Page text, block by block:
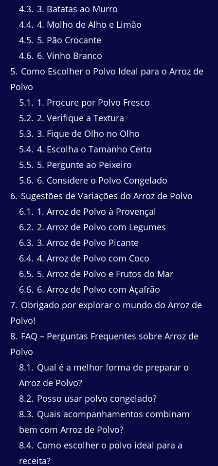
4.3 3. Batatas ao Murro
4.4 4. Molho de Alho e Limão
4.5 5. Pão Crocante
4.6 6. Vinho Branco
5 Como Escolher o Polvo Ideal para o Arroz de
Polvo
5.1
1. Procure por Polvo Fresco
5.2 2. Verifique a Textura
5.3 3. Fique de Olho no Olho
5.4 4. Escolha o Tamanho Certo
5.5 5. Pergunte ao Peixeiro
5.6 6. Considere o Polvo Congelado
6 Sugestões de Variações do Arroz de Polvo
6.1
1. Arroz de Polvo à Provençal
6.2 2. Arroz de Polvo com Legumes
6.3 3. Arroz de Polvo Picante
6.4 4. Arroz de Polvo com Coco
6.5 5. Arroz de Polvo e Frutos do Mar
6.6 6. Arroz de Polvo com Açafrão
7 Obrigado por explorar o mundo do Arroz de
Polvo!
8 FAQ – Perguntas Frequentes sobre Arroz de
Polvo
8.1
Qual é a melhor forma de preparar o
Arroz de Polvo?
8.2 Posso usar polvo congelado?
8.3 Quais acompanhamentos combinam
bem com Arroz de Polvo?
8.4 Como escolher o polvo ideal para a
receita?